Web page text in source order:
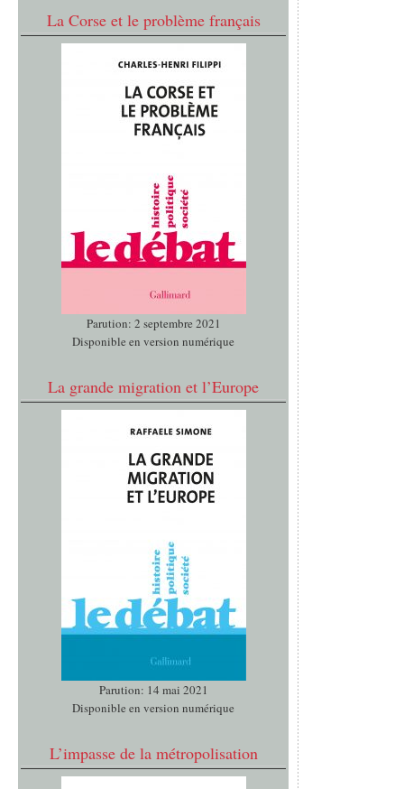
La Corse et le problème français
Parution: 2 septembre 2021
Disponible en version numérique
La grande migration et l’Europe
Parution: 14 mai 2021
Disponible en version numérique
L’impasse de la métropolisation